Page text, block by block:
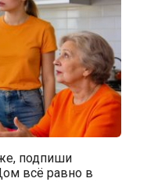
подпиши
всё равно в